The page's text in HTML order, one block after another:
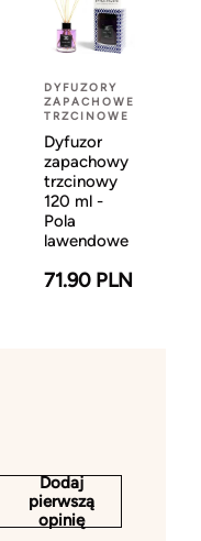
DYFUZORY
ZAPACHOWE
TRZCINOWE
Dyfuzor
zapachowy
trzcinowy
120 ml -
Pola
lawendowe
71.90 PLN
Dodaj
pierwszą
opinię